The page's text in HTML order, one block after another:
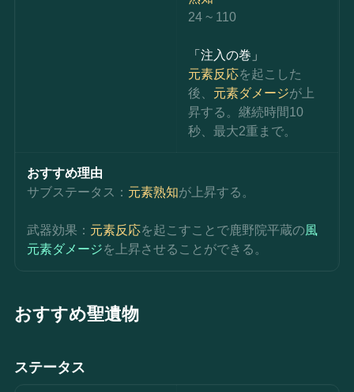
24 ~ 110
「注入の巻」
元素反応を起こした
後、 元素ダメージが上
昇する。継続時間10
秒、最大2重まで。
おすすめ理由
サブステータス： 元素熟知が上昇する。
武器効果： 元素反応を起こすことで鹿野院平蔵の風
元素ダメージを上昇させることができる。
おすすめ聖遺物
ステータス